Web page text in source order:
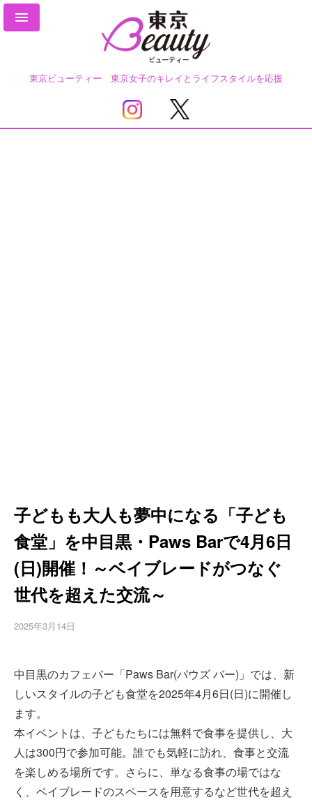
東京ビューティー 東京女子のキレイとライフスタイルを応援
子どもも大人も夢中になる「子ども
食堂」を中目黒・Paws Barで4月6日
(日)開催！～ベイブレードがつなぐ
世代を超えた交流～
2025年3月14日
中目黒のカフェバー「Paws Bar(パウズ バー)」では、新
しいスタイルの子ども食堂を2025年4月6日(日)に開催し
ます。
本イベントは、子どもたちには無料で食事を提供し、大
人は300円で参加可能。誰でも気軽に訪れ、食事と交流
を楽しめる場所です。さらに、単なる食事の場ではな
く、ベイブレードのスペースを用意するなど世代を超え